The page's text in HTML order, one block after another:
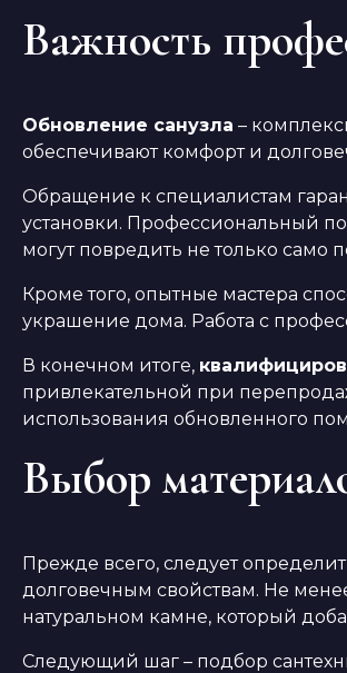
Важность
Обновление санузла –
обеспечивают комфорт и
Обращение к специалистам
установки. Профессиональный
могут повредить не только само
Кроме того, опытные мастера
украшение дома. Работа с
В конечном итоге,
привлекательной при
использования обновленного
Выбор
Прежде всего, следует
долговечным свойствам. Не
натуральном камне, который
Следующий шаг – подбор